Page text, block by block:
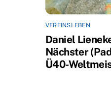
VEREINSLEBEN
Daniel
Nächster
Ü40-